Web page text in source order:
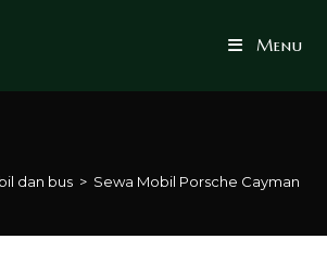
Menu
dan bus > Sewa Mobil Porsche Cayman